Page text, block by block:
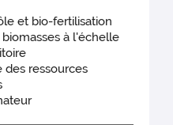
et bio-fertilisation
à l'échelle
des ressources